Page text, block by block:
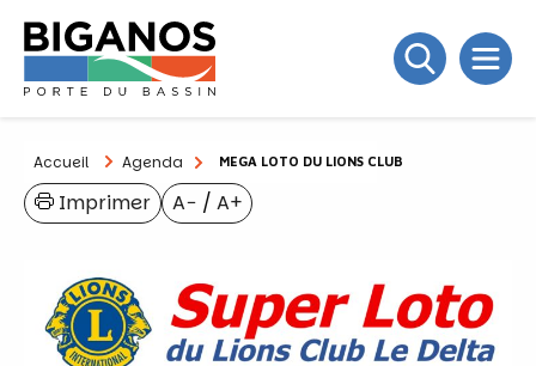
Accueil Agenda MEGA LOTO DU LIONS CLUB
A− / A+
Imprimer